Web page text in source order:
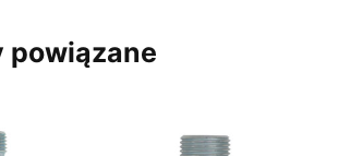
powiązane